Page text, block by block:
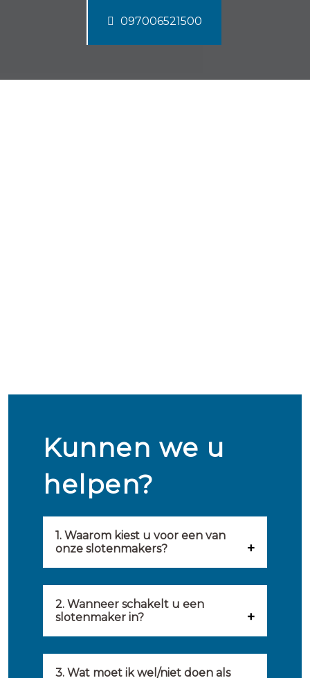
097006521500
Kunnen we u
helpen?
1. Waarom kiest u voor een van
onze slotenmakers?
geselecteerd op kwaliteit,
partij om u van dienst te zijn.
2. Wanneer schakelt u een
slotenmaker in?
slotenmaker inschakelen
3. Wat moet ik wel/niet doen als